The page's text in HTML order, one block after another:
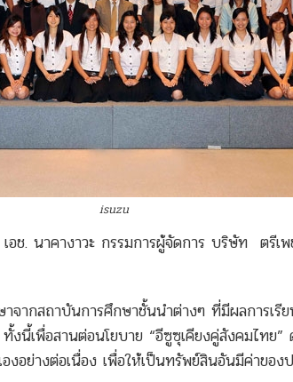
isuzu
อช. นาคางาวะ กรรมการผู้จัดการ บริษัท ตรีเ
จากสถาบันการศึกษาชั้นนำต่างๆ ที่มีผลการเ
นี้เพื่อสานต่อนโยบาย “อีซูซุเคียงคู่สังคมไทย”
อย่างต่อเนื่อง เพื่อให้เป็นทรัพย์สินอันมีค่าของ